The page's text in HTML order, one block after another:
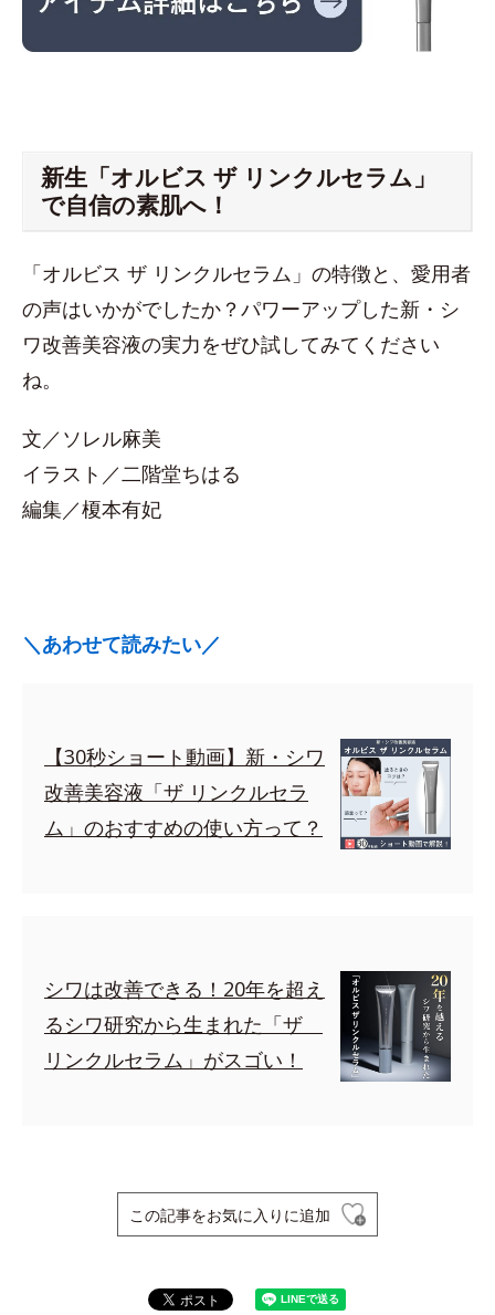
新生「オルビス ザ リンクルセラム」
で自信の素肌へ！
「オルビス ザ リンクルセラム」の特徴と、愛用者
の声はいかがでしたか？パワーアップした新・シ
ワ改善美容液の実力をぜひ試してみてください
ね。
文／ソレル麻美
イラスト／二階堂ちはる
編集／榎本有妃
＼あわせて読みたい／
【30秒ショート動画】新・シワ
改善美容液「ザ リンクルセラ
ム」のおすすめの使い方って？
シワは改善できる！20年を超え
るシワ研究から生まれた「ザ
リンクルセラム」がスゴい！
この記事をお気に入りに追加